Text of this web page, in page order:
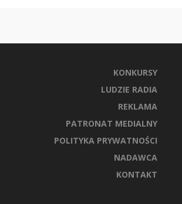
KONKURSY
LUDZIE RADIA
REKLAMA
PATRONAT MEDIALNY
POLITYKA PRYWATNOŚCI
NADAWCA
KONTAKT